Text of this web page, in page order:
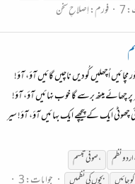
7 فورم:اِصلاحِ سخن
مچائیں اُچھلیں کُودیں ناچیں گائیں آؤ، آؤ!
چھائے مینھ برسے گا خوب نہائیں آؤ، آؤ!
چھوٹی ایک کے پیچھے ایک بہائیں آؤ، آؤ! سیر
، اردو نظم
، صوفی تبسم